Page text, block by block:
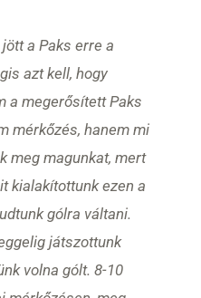
a Paks erre a
azt kell, hogy
a megerősített Paks
mérkőzés, hanem mi
meg magunkat, mert
kialakítottunk ezen a
gólra váltani.
játszottunk
volna gólt. 8-10